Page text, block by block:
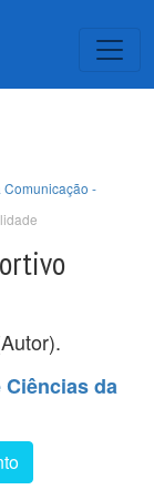
Comunicação -
da